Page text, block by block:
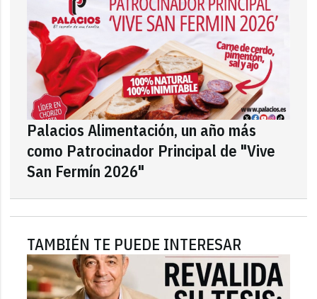
Palacios Alimentación, un año más
como Patrocinador Principal de "Vive
San Fermín 2026"
TAMBIÉN TE PUEDE INTERESAR